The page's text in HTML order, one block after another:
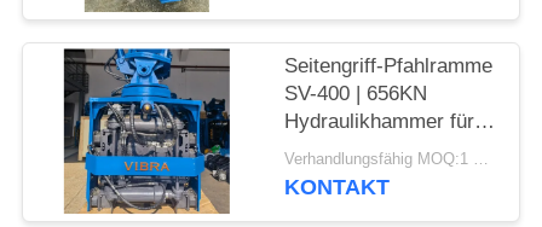
Seitengriff-Pfahlramme
SV-400 | 656KN
Hydraulikhammer für
enge Räume
Verhandlungsfähig MOQ:1 Satz
KONTAKT